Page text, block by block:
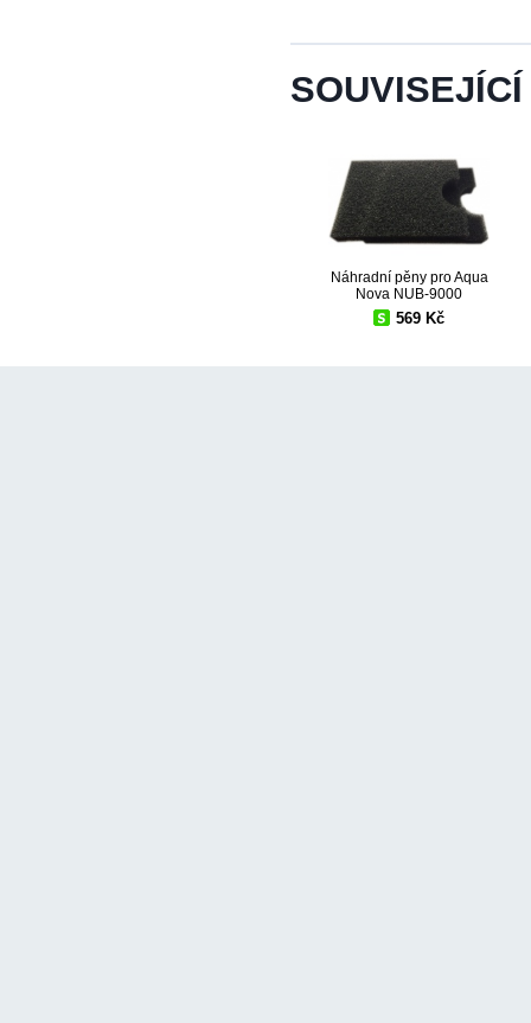
Náhradní pěny pro Aqua
Nova NUB-9000
569 Kč